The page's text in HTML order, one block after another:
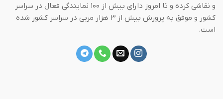
و نقاشی کرده و تا امروز دارای بیش از ۱۰۰ نمایندگی فعال در سراسر
کشور و موفق به پرورش بیش از ۳ هزار مربی در سراسر کشور شده
است.